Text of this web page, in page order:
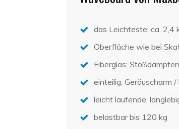
das Leichteste: ca. 2,4
Oberfläche wie bei
Fiberglas:
einteilig: Geräuscharm
leicht laufende,
belastbar bis 120 kg